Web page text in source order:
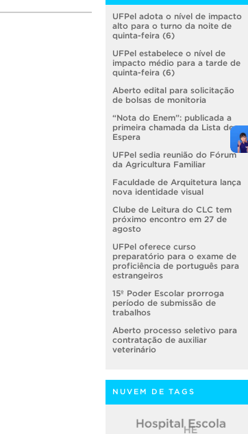
UFPel adota o nível de impacto
alto para o turno da noite de
quinta-feira (6)
UFPel estabelece o nível de
impacto médio para a tarde de
quinta-feira (6)
Aberto edital para solicitação
de bolsas de monitoria
“Nota do Enem”: publicada a
primeira chamada da Lista de
Espera
UFPel sedia reunião do Fórum
da Agricultura Familiar
Faculdade de Arquitetura lança
nova identidade visual
Clube de Leitura do CLC tem
próximo encontro em 27 de
agosto
UFPel oferece curso
preparatório para o exame de
proficiência de português para
estrangeiros
15º Poder Escolar prorroga
período de submissão de
trabalhos
Aberto processo seletivo para
contratação de auxiliar
veterinário
NUVEM DE TAGS